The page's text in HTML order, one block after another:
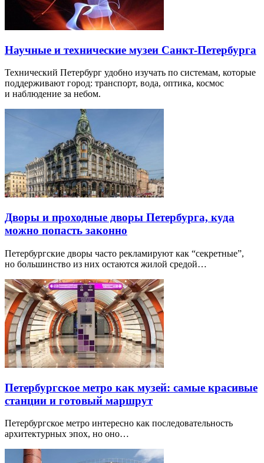
Научные и технические музеи Санкт-Петербурга
Технический Петербург удобно изучать по системам, которые
поддерживают город: транспорт, вода, оптика, космос
и наблюдение за небом.
Дворы и проходные дворы Петербурга, куда
можно попасть законно
Петербургские дворы часто рекламируют как “секретные”,
но большинство из них остаются жилой средой…
Петербургское метро как музей: самые красивые
станции и готовый маршрут
Петербургское метро интересно как последовательность
архитектурных эпох, но оно…